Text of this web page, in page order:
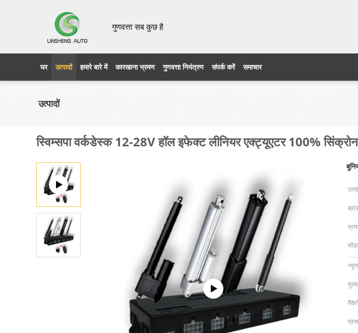
गुणवत्ता सब कुछ है
घर उत्पादों हमारे बारे में कारखाना भ्रमण गुणवत्ता नियंत्रण संपर्क करें समाचार
उत्पादों
स्विम्सपा वर्कडेस्क 12-28V हॉल इफेक्ट लीनियर एक्ट्यूएटर 100%